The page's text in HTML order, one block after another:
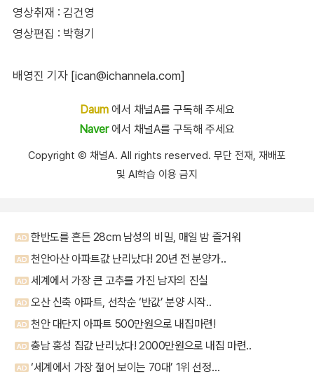
영상취재 : 김건영
영상편집 : 박형기
배영진 기자 [ican@ichannela.com]
Daum에서 채널A를 구독해 주세요
Naver에서 채널A를 구독해 주세요
Copyright Ⓒ 채널A. All rights reserved. 무단 전재, 재배포
및 AI학습 이용 금지